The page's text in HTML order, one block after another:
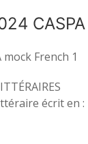
mock French 1
écrit en :